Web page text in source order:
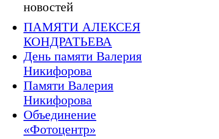
новостей
ПАМЯТИ АЛЕКСЕЯ
КОНДРАТЬЕВА
День памяти Валерия
Никифорова
Памяти Валерия
Никифорова
Объединение
«Фотоцентр»